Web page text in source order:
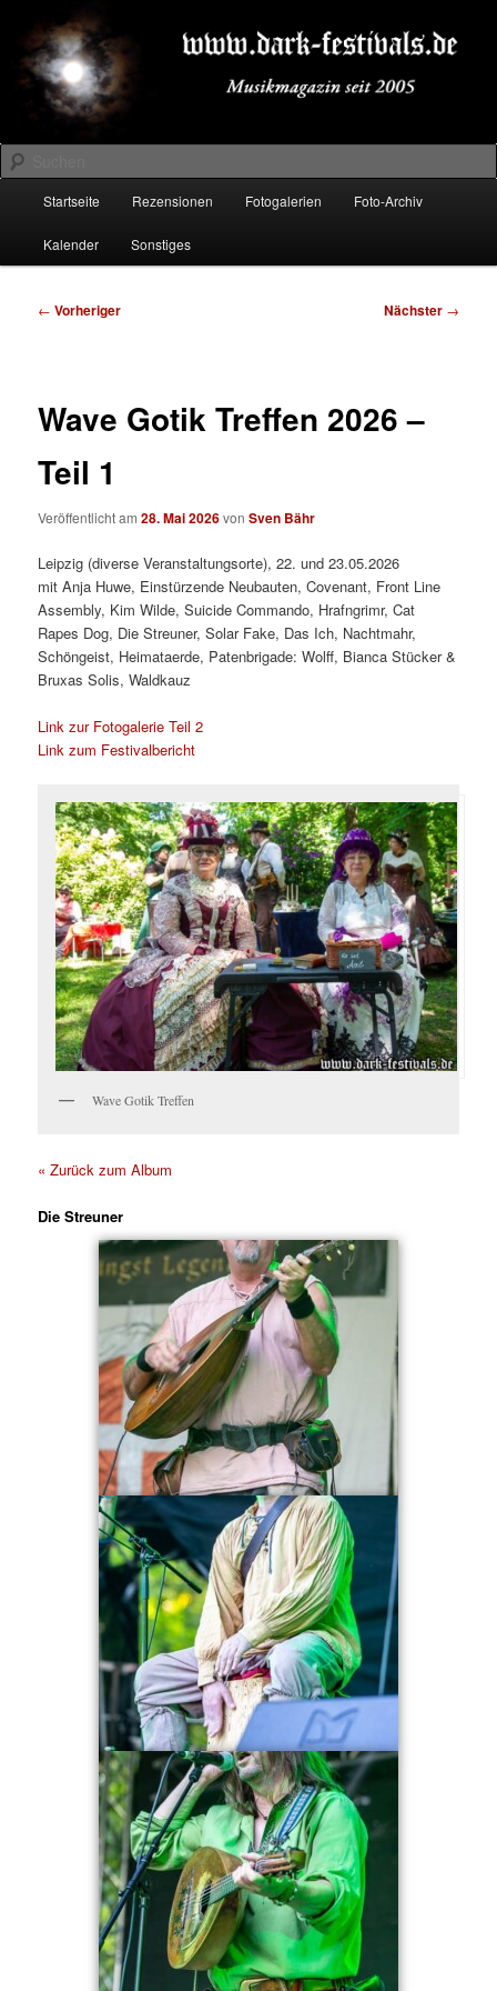
primären
Inhalt
springenDARK-FESTIVALS.DE
Suchen
Startseite Rezensionen Fotogalerien Foto-Archiv
Kalender Sonstiges
Beitragsnavigation
← Vorheriger Nächster →
Wave Gotik Treffen 2026 –
Teil 1
Veröffentlicht am28. Mai 2026vonSven Bähr
Leipzig (diverse Veranstaltungsorte), 22. und 23.05.2026
mit Anja Huwe, Einstürzende Neubauten, Covenant, Front Line
Assembly, Kim Wilde, Suicide Commando, Hrafngrimr, Cat
Rapes Dog, Die Streuner, Solar Fake, Das Ich, Nachtmahr,
Schöngeist, Heimataerde, Patenbrigade: Wolff, Bianca Stücker &
Bruxas Solis, Waldkauz
Link zur Fotogalerie Teil 2
Link zum Festivalbericht
Wave Gotik Treffen
« Zurück zum Album
Die Streuner